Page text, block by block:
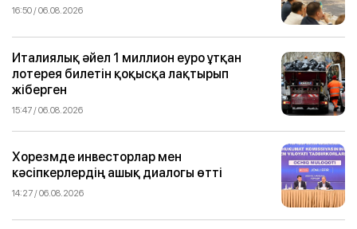
16:50 / 06.08.2026
Италиялық әйел 1 миллион еуро ұтқан
лотерея билетін қоқысқа лақтырып
жіберген
15:47 / 06.08.2026
Хорезмде инвесторлар мен
кәсіпкерлердің ашық диалогы өтті
14:27 / 06.08.2026